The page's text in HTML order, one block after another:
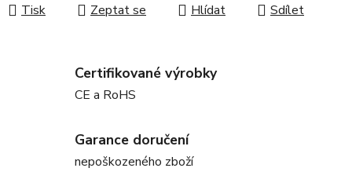
Tisk Zeptat se Hlídat Sdílet
Certifikované výrobky
CE a RoHS
Garance doručení
nepoškozeného zboží